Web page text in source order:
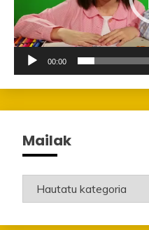
00:00
Mailak
Mailak